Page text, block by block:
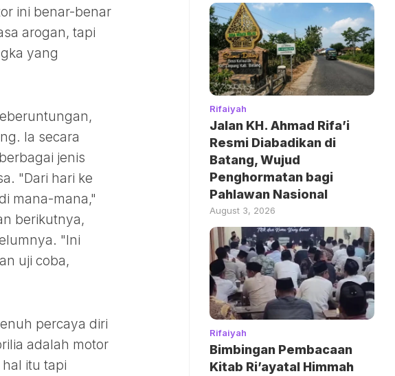
ini benar-benar
arogan, tapi
yang
Ia secara
jenis
"Dari hari ke
mana-mana,"
berikutnya,
"Ini
uji coba,
percaya diri
adalah motor
itu tapi
Rifaiyah
Jalan KH. Ahmad Rifa’i
Resmi Diabadikan di
Batang, Wujud
Penghormatan bagi
Pahlawan Nasional
August 3, 2026
Rifaiyah
Bimbingan Pembacaan
Kitab Ri’ayatal Himmah